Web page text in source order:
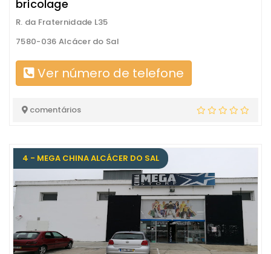
bricolage
R. da Fraternidade L35
7580-036 Alcácer do Sal
Ver número de telefone
comentários
4 - MEGA CHINA ALCÁCER DO SAL